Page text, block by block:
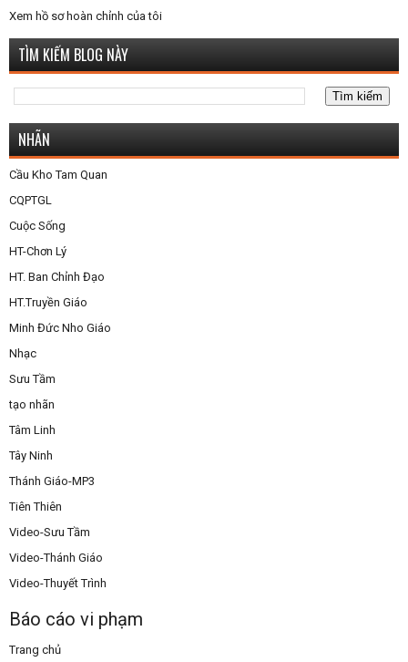
Xem hồ sơ hoàn chỉnh của tôi
TÌM KIẾM BLOG NÀY
NHÃN
Cầu Kho Tam Quan
CQPTGL
Cuộc Sống
HT-Chơn Lý
HT. Ban Chỉnh Đạo
HT.Truyền Giáo
Minh Đức Nho Giáo
Nhạc
Sưu Tầm
tạo nhãn
Tâm Linh
Tây Ninh
Thánh Giáo-MP3
Tiên Thiên
Video-Sưu Tầm
Video-Thánh Giáo
Video-Thuyết Trình
Báo cáo vi phạm
Trang chủ